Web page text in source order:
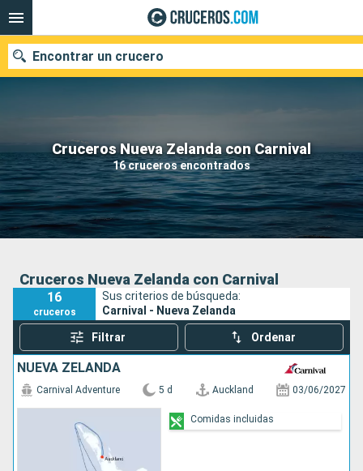
Cruceros Nueva Zelanda con Carnival
16 cruceros encontrados
Encontrar un crucero
Nuestros destinos
Fecha de salida
Puertos Compañías
Cruceros Nueva Zelanda con Carnival
16
cruceros
Sus criterios de búsqueda:
Carnival - Nueva Zelanda
Filtrar Ordenar
NUEVA ZELANDA
Carnival Adventure 5 d Auckland 03/06/2027
Comidas incluidas